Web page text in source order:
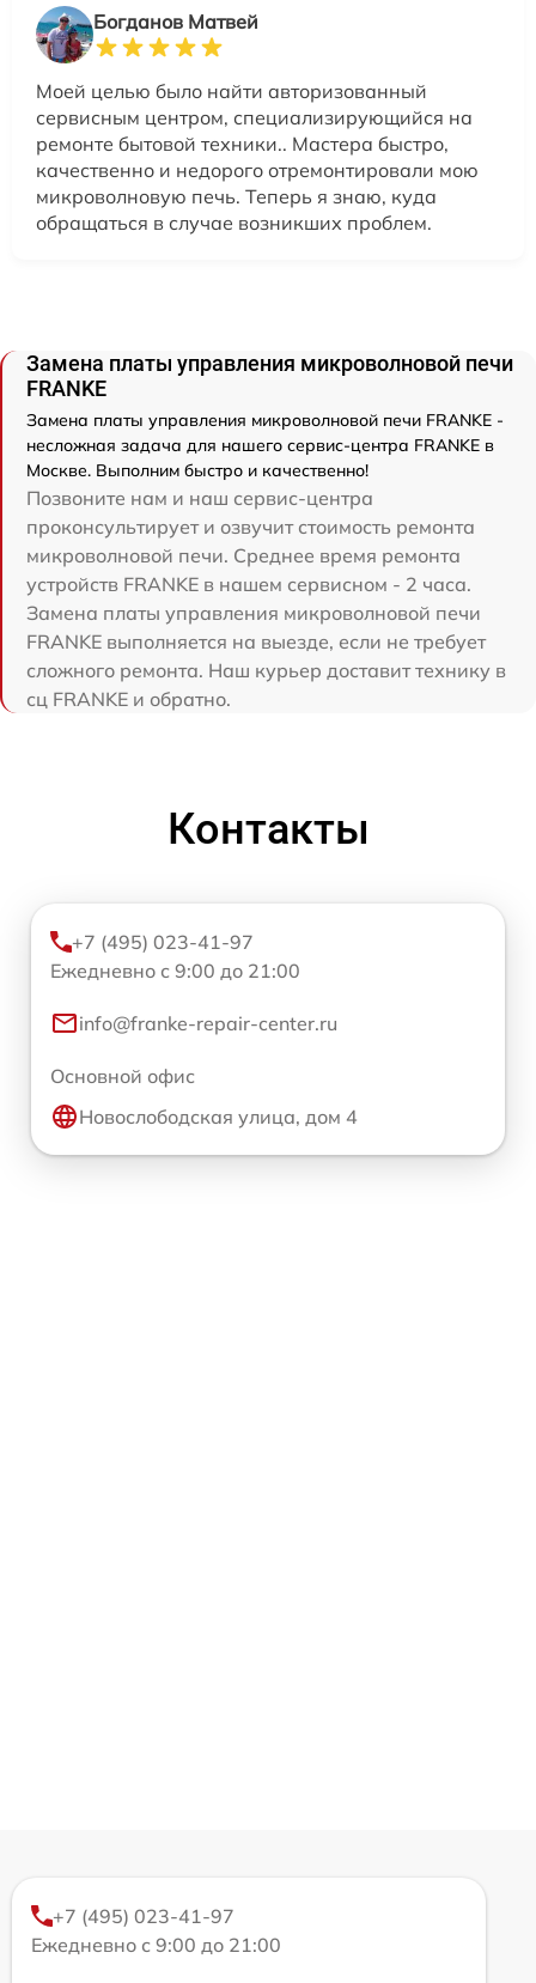
Богданов Матвей
Моей целью было найти авторизованный
сервисным центром, специализирующийся на
ремонте бытовой техники.. Мастера быстро,
качественно и недорого отремонтировали мою
микроволновую печь. Теперь я знаю, куда
обращаться в случае возникших проблем.
Замена платы управления микроволновой печи
FRANKE
Замена платы управления микроволновой печи FRANKE -
несложная задача для нашего сервис-центра FRANKE в
Москве. Выполним быстро и качественно!
Позвоните нам и наш сервис-центра
проконсультирует и озвучит стоимость ремонта
микроволновой печи. Среднее время ремонта
устройств FRANKE в нашем сервисном - 2 часа.
Замена платы управления микроволновой печи
FRANKE выполняется на выезде, если не требует
сложного ремонта. Наш курьер доставит технику в
сц FRANKE и обратно.
Контакты
+7 (495) 023-41-97
Ежедневно с 9:00 до 21:00
info@franke-repair-center.ru
Основной офис
Новослободская улица, дом 4
+7 (495) 023-41-97
Ежедневно с 9:00 до 21:00